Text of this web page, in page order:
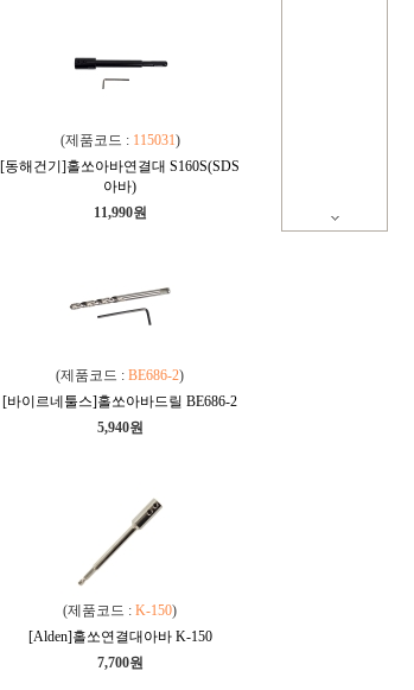
(제품코드 : 115031)
[동해건기]홀쏘아바연결대 S160S(SDS
아바)
11,990원
(제품코드 : BE686-2)
[바이르네툴스]홀쏘아바드릴 BE686-2
5,940원
(제품코드 : K-150)
[Alden]홀쏘연결대아바 K-150
7,700원